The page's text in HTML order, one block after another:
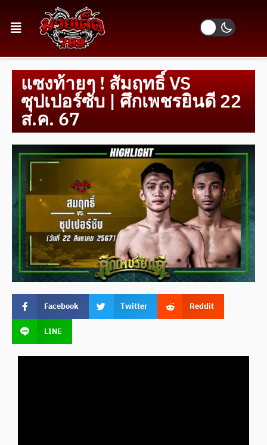
แซงท้ายๆ ! สัมฤทธิ์ VS
ซุปเปอร์ซับ | ศึกเพชรยินดี 22
ส.ค. 67
Facebook Twitter
Reddit
LINE